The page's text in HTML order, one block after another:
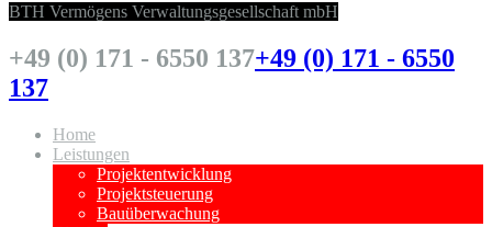
BTH Vermögens Verwaltungsgesellschaft mbH
+49 (0) 171 - 6550 137+49 (0) 171 - 6550
137
Home
Leistungen
Projektentwicklung
Projektsteuerung
Bauüberwachung